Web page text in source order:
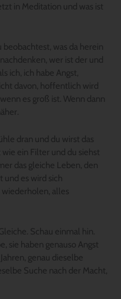
in Meditation und was ist
was da herein
wer ist der und
ich, ich habe Angst,
davon, hoffentlich wird
es groß ist. Wenn dann
dran und du wirst das
ein Filter und du siehst
das gleiche Leben, den
und es wird sich
alles
Schau einmal hin.
sie haben genauso Angst
genau dieselbe
Suche nach der Macht,